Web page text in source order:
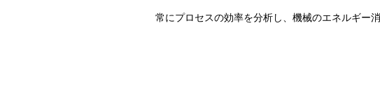
常にプロセスの効率を分析し、機械のエネルギー